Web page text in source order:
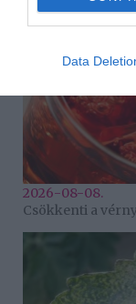
Data
2026-08-08.
Csökkenti a